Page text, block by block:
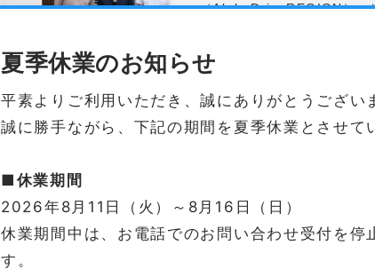
（AlphaDriveREGION）」
「ふくおか経済」2026
した
このたび、地域経済情報誌
ンデクス株式会社 代表・
ました。 取材にあたって
June 8, 2026
【掲載情報】離島引越
夏季休業のお知らせ
平素よりご利用いただき、誠にありがとうござい
誠に勝手ながら、下記の期間を夏季休業とさせて
■休業期間
2026年8月11日（火）～8月16日（日）
休業期間中は、お電話でのお問い合わせ受付を停
す。